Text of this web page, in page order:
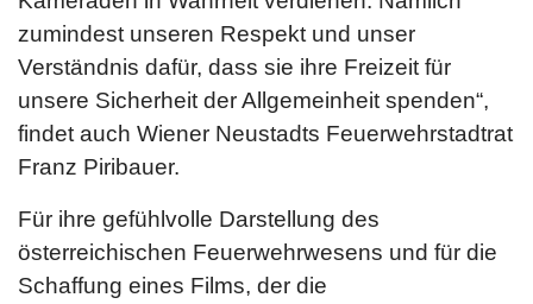
zumindest unseren Respekt und unser
Verständnis dafür, dass sie ihre Freizeit für
unsere Sicherheit der Allgemeinheit spenden“,
findet auch Wiener Neustadts Feuerwehrstadtrat
Franz Piribauer.
Für ihre gefühlvolle Darstellung des
österreichischen Feuerwehrwesens und für die
Schaffung eines Films, der die